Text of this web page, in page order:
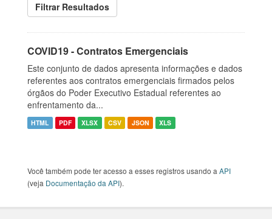
Filtrar Resultados
COVID19 - Contratos Emergenciais
Este conjunto de dados apresenta informações e dados
referentes aos contratos emergenciais firmados pelos
órgãos do Poder Executivo Estadual referentes ao
enfrentamento da...
HTML PDF XLSX CSV JSON XLS
Você também pode ter acesso a esses registros usando a API
(veja Documentação da API).